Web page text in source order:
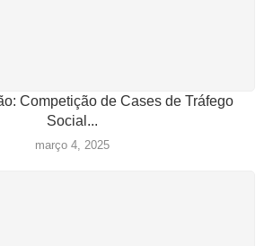
Competição de Cases de Tráfego
Social...
março 4, 2025